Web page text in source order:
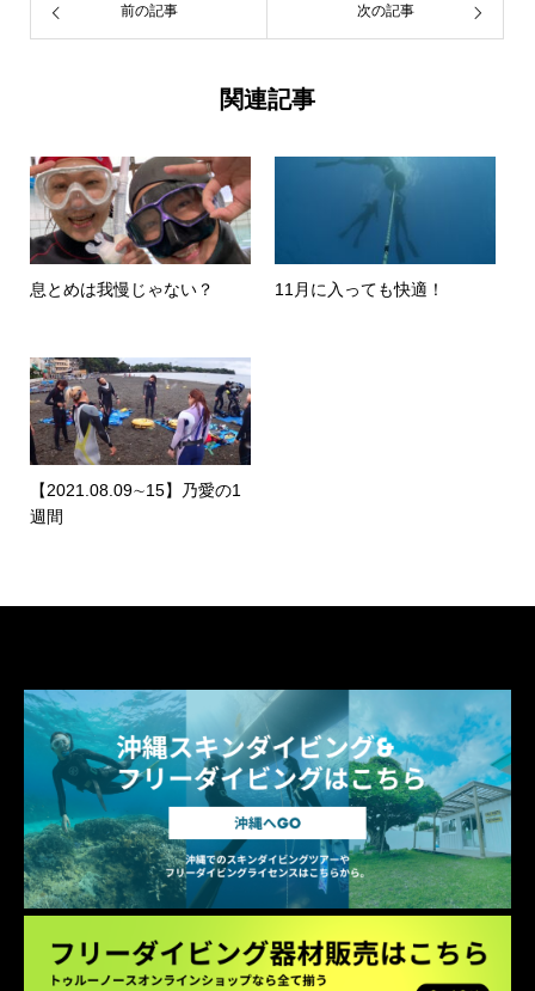
前の記事 次の記事
関連記事
息とめは我慢じゃない？ 11月に入っても快適！
【2021.08.09∼15】乃愛の1
週間